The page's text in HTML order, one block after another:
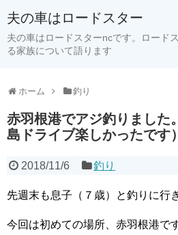
夫の車はロードスター
夫の車はロードスターncです。ロード
る家族について語ります
ホーム 釣り
赤羽根港でアジ釣りました
島ドライブ楽しかったです）
2018/11/6 釣り
先週末も息子（７歳）と釣りに行
今回は初めての場所、赤羽根港です